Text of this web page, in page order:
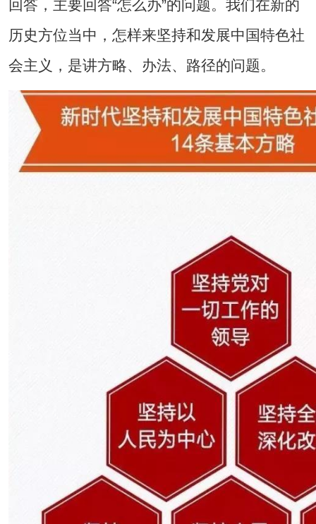
回答，主要回答“怎么办”的问题。我们在新的
历史方位当中，怎样来坚持和发展中国特色社
会主义，是讲方略、办法、路径的问题。